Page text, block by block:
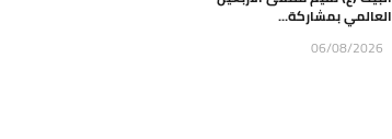
العالمي بمشاركة...
06/08/2026